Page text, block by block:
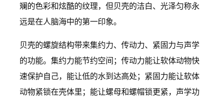
斓的色彩和炫酷的纹理，但贝壳的洁白、光泽匀称永
远是在人脑海中的第一印象。
贝壳的螺旋结构带来集约力、传动力、紧固力与声学
的功能。集约力能节约空间；传动力能让软体动物快
速保护自己，能让低的水到达高处；紧固力能让软体
动物紧锁在壳体里；能让螺母和螺帽锁更紧，声学功